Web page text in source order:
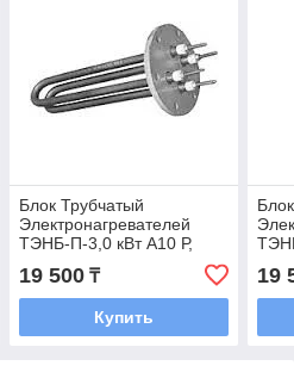
Блок Трубчатый
Электронагревателей
ТЭНБ-П-3,0 кВт А10 Р,
МИКМ 121 (ЭВПМ)
19 500₸
Купить
19